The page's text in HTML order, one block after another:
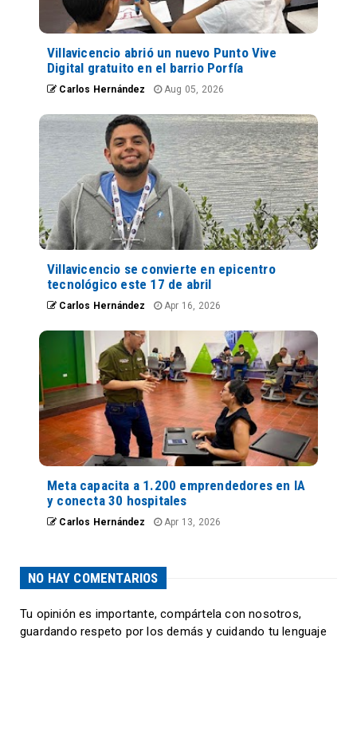
Villavicencio abrió un nuevo Punto Vive
Digital gratuito en el barrio Porfía
Carlos Hernández Aug 05, 2026
Villavicencio se convierte en epicentro
tecnológico este 17 de abril
Carlos Hernández Apr 16, 2026
Meta capacita a 1.200 emprendedores en IA
y conecta 30 hospitales
Carlos Hernández Apr 13, 2026
NO HAY COMENTARIOS
Tu opinión es importante, compártela con nosotros,
guardando respeto por los demás y cuidando tu lenguaje